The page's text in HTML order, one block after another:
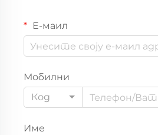
Е-маил
Мобилни
Код
Име